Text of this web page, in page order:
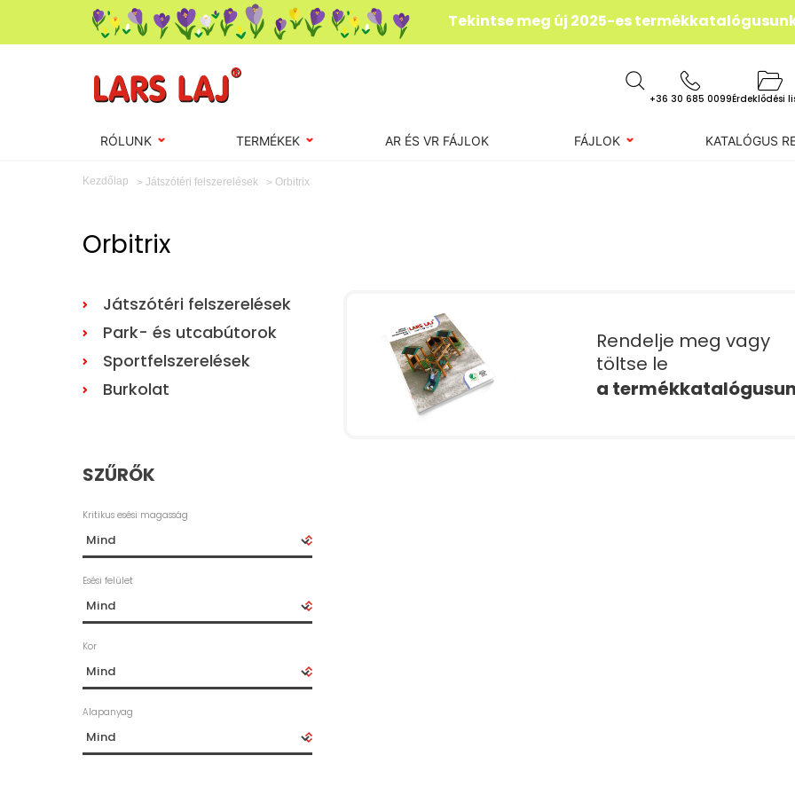
Tekintse meg új 2025-es
+36 30 685 0099Érdeklődési
RÓLUNK TERMÉKEK AR ÉS VR FÁJLOK FÁJLOK KATALÓGUS
Kezdőlap Játszótéri felszerelések Orbitrix
Orbitrix
Játszótéri felszerelések
Park- és utcabútorok
Sportfelszerelések
Burkolat
SZŰRŐK
Kritikus esési magasság
Esési felület
Kor
Alapanyag
Rendelje meg vagy
töltse le
a